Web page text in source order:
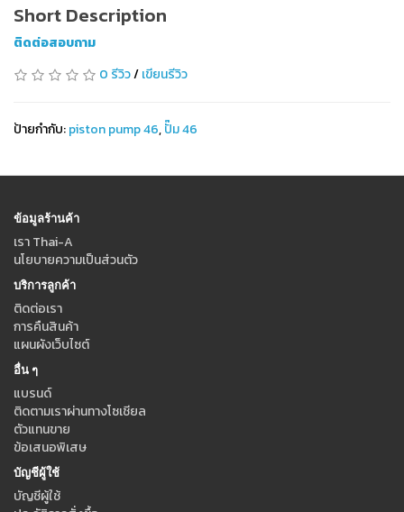
Short Description
ติดต่อสอบถาม
0 รีวิว/เขียนรีวิว
ป้ายกำกับ:piston pump 46,ปั๊ม 46
ข้อมูลร้านค้า
เรา Thai-A
นโยบายความเป็นส่วนตัว
บริการลูกค้า
ติดต่อเรา
การคืนสินค้า
แผนผังเว็บไซต์
อื่น ๆ
แบรนด์
ติดตามเราผ่านทางโซเชียล
ตัวแทนขาย
ข้อเสนอพิเสษ
บัญชีผู้ใช้
บัญชีผู้ใช้